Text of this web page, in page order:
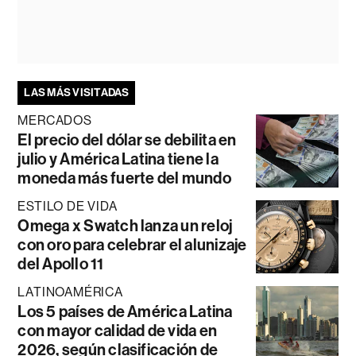
LAS MÁS VISITADAS
MERCADOS
El precio del dólar se debilita en
julio y América Latina tiene la
moneda más fuerte del mundo
ESTILO DE VIDA
Omega x Swatch lanza un reloj
con oro para celebrar el alunizaje
del Apollo 11
LATINOAMÉRICA
Los 5 países de América Latina
con mayor calidad de vida en
2026, según clasificación de